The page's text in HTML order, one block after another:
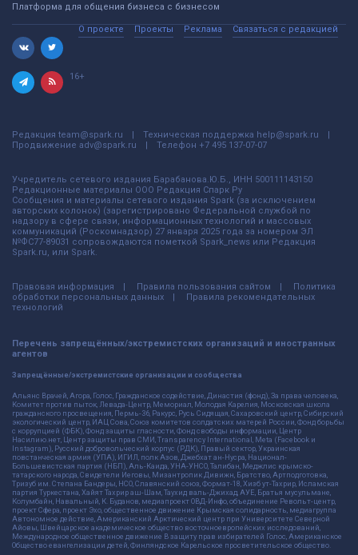
Платформа для общения бизнеса с бизнесом
О проекте Проекты Реклама Связаться с редакцией
16+
Редакция team@spark.ru Техническая поддержка help@spark.ru
Продвижение adv@spark.ru Телефон +7 495 137-07-07
Учредитель сетевого издания Барабанова.Ю.Б., ИНН 500111143150
Редакционные материалы ООО Редакция Спарк Ру
Сообщения и материалы сетевого издания Spark (за исключением
авторских колонок) (зарегистрировано Федеральной службой по
надзору в сфере связи, информационных технологий и массовых
коммуникаций (Роскомнадзор) 27 января 2025 года за номером ЭЛ
№ФС77-89031 сопровождаются пометкой Spark_news или Редакция
Spark.ru, или Spark.
Правовая информация Правила пользования сайтом
Политика
обработки персональных данных
Правила рекомендательных
технологий
Перечень запрещённых/экстремистских организаций и иностранных
агентов
Запрещённые/экстремистские организации и сообщества
Альянс Врачей, Агора, Голос, Гражданское содействие, Династия (фонд), За права человека,
Комитет против пыток, Левада-Центр, Мемориал, Молодая Карелия, Московская школа
гражданского просвещения, Пермь-36, Ракурс, Русь Сидящая, Сахаровский центр, Сибирский
экологический центр, ИАЦ Сова, Союз комитетов солдатских матерей России, Фонд борьбы
с коррупцией (ФБК), Фонд защиты гласности, Фонд свободы информации, Центр
Насилию.нет, Центр защиты прав СМИ, Transparency International, Meta (Facebook и
Instagram), Русский добровольческий корпус (РДК), Правый сектор, Украинская
повстанческая армия (УПА), ИГИЛ, полк Азов, Джебхат ан-Нусра, Национал-
Большевистская партия (НБП), Аль-Каида, УНА-УНСО, Талибан, Меджлис крымско-
татарского народа, Свидетели Иеговы, Мизантропик Дивижн, Братство, Артподготовка,
Тризуб им. Степана Бандеры, НСО, Славянский союз, Формат-18, Хизб ут-Тахрир, Исламская
партия Туркестана, Хайят Тахрир аш-Шам, Таухид валь-Джихад, АУЕ, Братья мусульмане,
Колумбайн, Навальный, К. Буданов, медиапроект ОВД-Инфо, объединение Револьт-центр,
проект Сфера, проект Эхо, общественное движение Крымская солидарность, медиагруппа
Автономное действие, Американский Арктический центр при Университете Северной
Айовы, Швейцарское академическое общество восточноевропейских исследований,
Международное общественное движение В защиту прав избирателей Голос, Американское
Общество евангелизации детей, Финляндское Карельское просветительское общество.